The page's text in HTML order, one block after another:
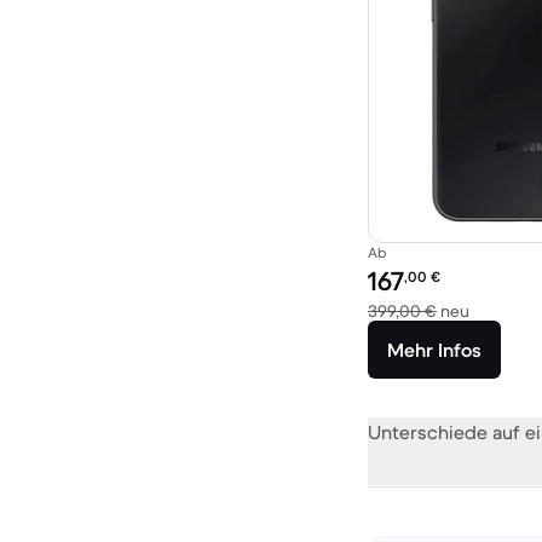
Ab
Preis des erneuerten
167,00 €
399,00 € neu
Mehr Infos
Unterschiede auf